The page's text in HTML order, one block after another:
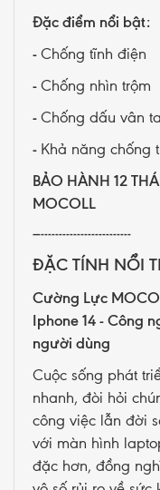
Đặc điểm nổi bật:
- Chống tĩnh điện
- Chống nhìn trộm
- Chống dấu vân
- Khả năng chống
BẢO HÀNH 12
MOCOLL
—-------------------------
ĐẶC TÍNH NỔI
Cường Lực
Iphone 14 - Công
người dùng
Cuộc sống phát
nhanh, đòi hỏi
công việc lẫn đời
với màn hình
đặc hơn, đồng